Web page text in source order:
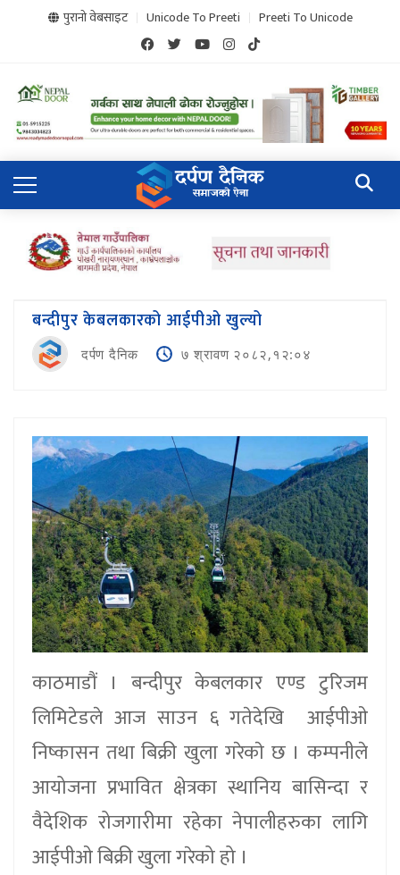
पुरानो वेबसाइट Unicode To Preeti Preeti To Unicode
बन्दीपुर केबलकारको आईपीओ खुल्यो
दर्पण दैनिक ७ श्रावण २०८२,१२:०४
काठमाडौं । बन्दीपुर केबलकार एण्ड टुरिजम
लिमिटेडले आज साउन ६ गतेदेखि आईपीओ
निष्कासन तथा बिक्री खुला गरेकाे छ । कम्पनीले
आयोजना प्रभावित क्षेत्रका स्थानिय बासिन्दा र
वैदेशिक रोजगारीमा रहेका नेपालीहरुका लागि
आईपीओ बिक्री खुला गरेको हो ।